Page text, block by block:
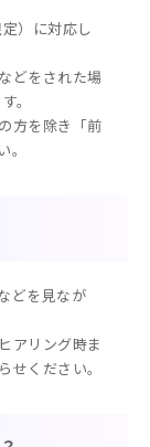
）に対応し
どをされた場
。
方を除き「前
どを見なが
アリング時ま
ください。